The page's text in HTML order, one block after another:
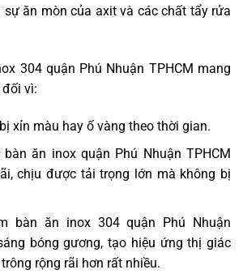
sự ăn mòn của axit và các chất tẩy rửa
304 quận Phú Nhuận TPHCM mang
vì:
xỉn màu hay ố vàng theo thời gian.
bàn ăn inox quận Phú Nhuận TPHCM
chịu được tải trọng lớn mà không bị
bàn ăn inox 304 quận Phú Nhuận
bóng gương, tạo hiệu ứng thị giác
rộng rãi hơn rất nhiều.